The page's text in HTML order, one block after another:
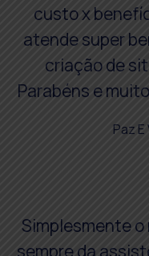
custo x
atende super
criação de
Parabéns e
Paz
Simplesmente o
sempre da